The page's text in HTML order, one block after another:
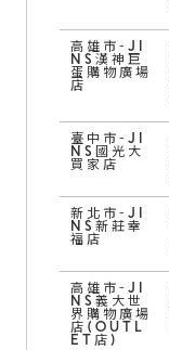
高雄市-JI
NS漢神巨
蛋購物廣場
店
臺中市-JI
NS國光大
買家店
新北市-JI
NS新莊幸
福店
高雄市-JI
NS義大世
界購物廣場
店(OUTL
ET店)